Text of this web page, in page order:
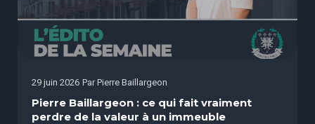
29 juin 2026 Par Pierre Baillargeon
Pierre Baillargeon : ce qui fait vraiment
perdre de la valeur à un immeuble